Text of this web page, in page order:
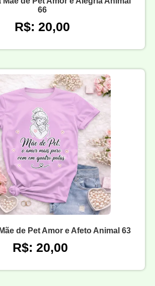
66
R$: 20,00
de Pet Amor e Afeto Animal 63
R$: 20,00